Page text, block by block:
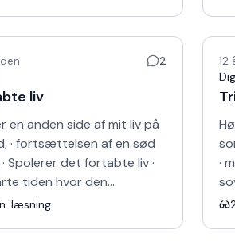
2
liv
en anden side af mit liv på
· fortsættelsen af en sød
Spolerer det fortabte liv ·
tiden hvor den
· Intet kan stoppe mig i
læsning
12
·